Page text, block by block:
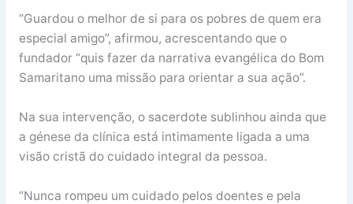
“Guardou o melhor de si para os pobres de quem era
especial amigo”, afirmou, acrescentando que o
fundador “quis fazer da narrativa evangélica do Bom
Samaritano uma missão para orientar a sua ação”.
Na sua intervenção, o sacerdote sublinhou ainda que
a génese da clínica está intimamente ligada a uma
visão cristã do cuidado integral da pessoa.
“Nunca rompeu um cuidado pelos doentes e pela